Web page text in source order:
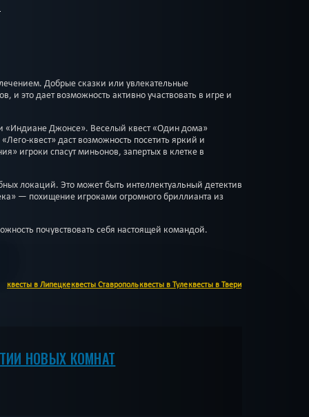
Добрые сказки или увлекательные
и это дает возможность активно участвовать в игре и
«Индиане Джонсе». Веселый квест «Один дома»
квест» даст возможность посетить яркий и
игроки спасут миньонов, запертых в клетке в
локаций. Это может быть интеллектуальный детектив
— похищение игроками огромного бриллианта из
почувствовать себя настоящей командой.
квесты в Липецкеквесты Ставропольквесты в Тулеквесты в Твери
НОВЫХ КОМНАТ